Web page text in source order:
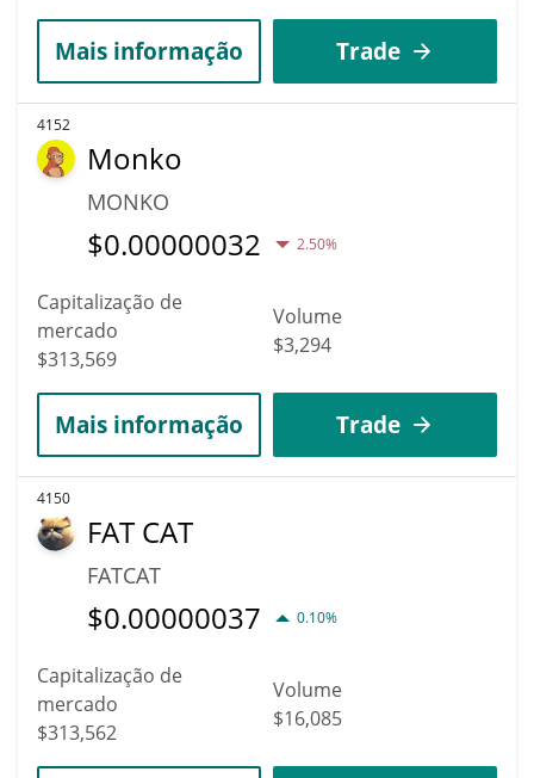
Mais informação Trade
4152
Monko
MONKO
$0.00000032 2.50%
Capitalização de
mercado
$313,569
Volume
$3,294
Mais informação Trade
4150
FAT CAT
FATCAT
$0.00000037 0.10%
Capitalização de
mercado
$313,562
Volume
$16,085